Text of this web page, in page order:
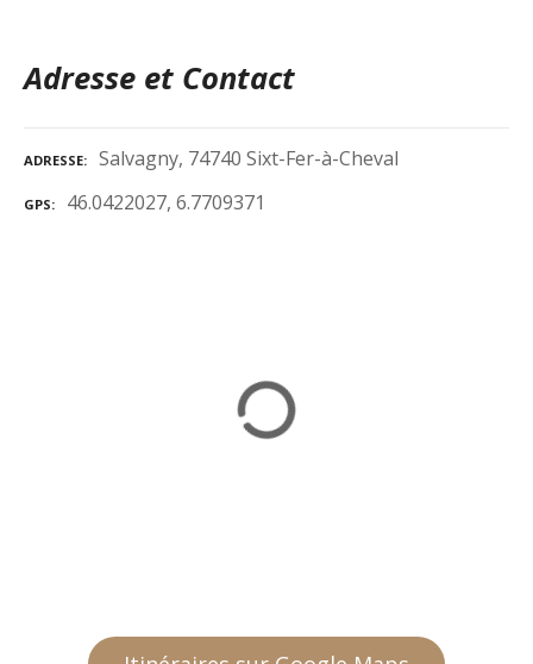
Adresse et Contact
ADRESSE Salvagny, 74740 Sixt-Fer-à-Cheval
GPS 46.0422027, 6.7709371